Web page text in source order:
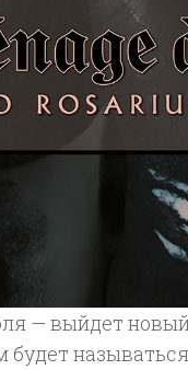
— выйдет
будет называться